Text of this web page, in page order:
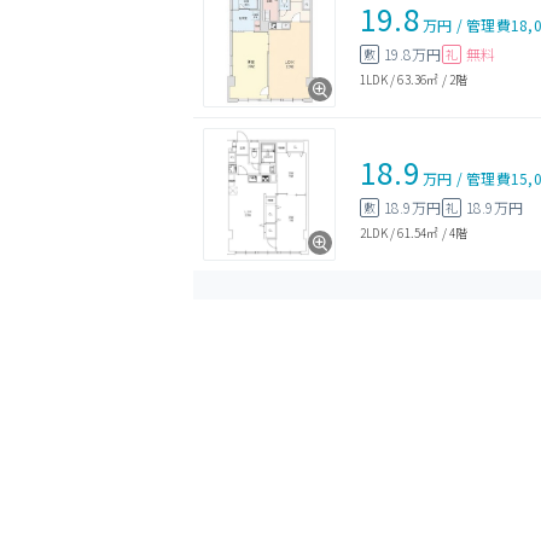
19.8万円 /管理費
敷 19.8万円 礼 無料
1LDK/63.36㎡ / 2階
18.9 万円 /管理費
敷 18.9万円 礼 18.9万円
2LDK/61.54㎡ /4階